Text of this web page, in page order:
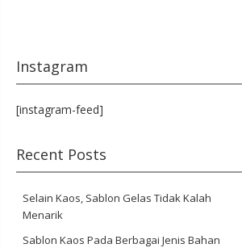
Instagram
[instagram-feed]
Recent Posts
Selain Kaos, Sablon Gelas Tidak Kalah
Menarik
Sablon Kaos Pada Berbagai Jenis Bahan